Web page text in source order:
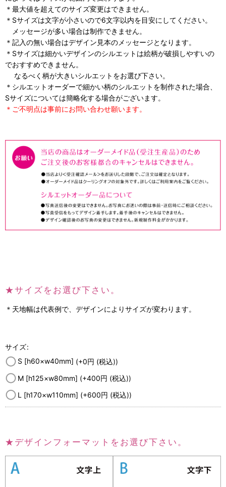
＊最大値を超えてのサイズ変更はできません。
＊Sサイズは文字が小さいので6文字以内を目安にしてください。
メッセージが多い場合は制作できません。
＊記入の無い場合はデザイン見本のメッセージとなります。
＊Sサイズは細かいデザインのシルエットは絵柄が破損しやすいの
でおすすめできません。
なるべく柄が大きいシルエットをお選び下さい。
＊シルエットオーダーで細かい柄のシルエットを制作された場合、
Sサイズについては簡略化する場合がございます。
＊ご不明点は事前にお問い合わせ願います。
★サイズをお選び下さい。
＊天地幅は代表例で、デザインによりサイズが変わります。
サイズ:
S [h60×w40mm] (+0円 (税込))
M [h125×w80mm] (+400円 (税込))
L [h170×w110mm] (+600円 (税込))
★デザインフォーマットをお選び下さい。